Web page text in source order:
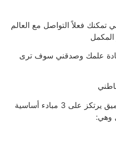
تمكنك فعلاً التواصل مع العالم
علمك وصدقني سوف ترى
يجب أن تفهم أولاً أن التأمل العميق يرتكز على 3 مبادء أساسية
وهي: